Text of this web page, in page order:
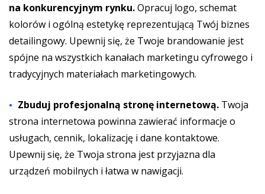
na konkurencyjnym rynku.Opracuj logo, schemat
kolorów i ogólną estetykę reprezentującą Twój biznes
detailingowy. Upewnij się, że Twoje brandowanie jest
spójne na wszystkich kanałach marketingu cyfrowego i
tradycyjnych materiałach marketingowych.
Zbuduj profesjonalną stronę internetową. Twoja
strona internetowa powinna zawierać informacje o
usługach, cennik, lokalizację i dane kontaktowe.
Upewnij się, że Twoja strona jest przyjazna dla
urządzeń mobilnych i łatwa w nawigacji.